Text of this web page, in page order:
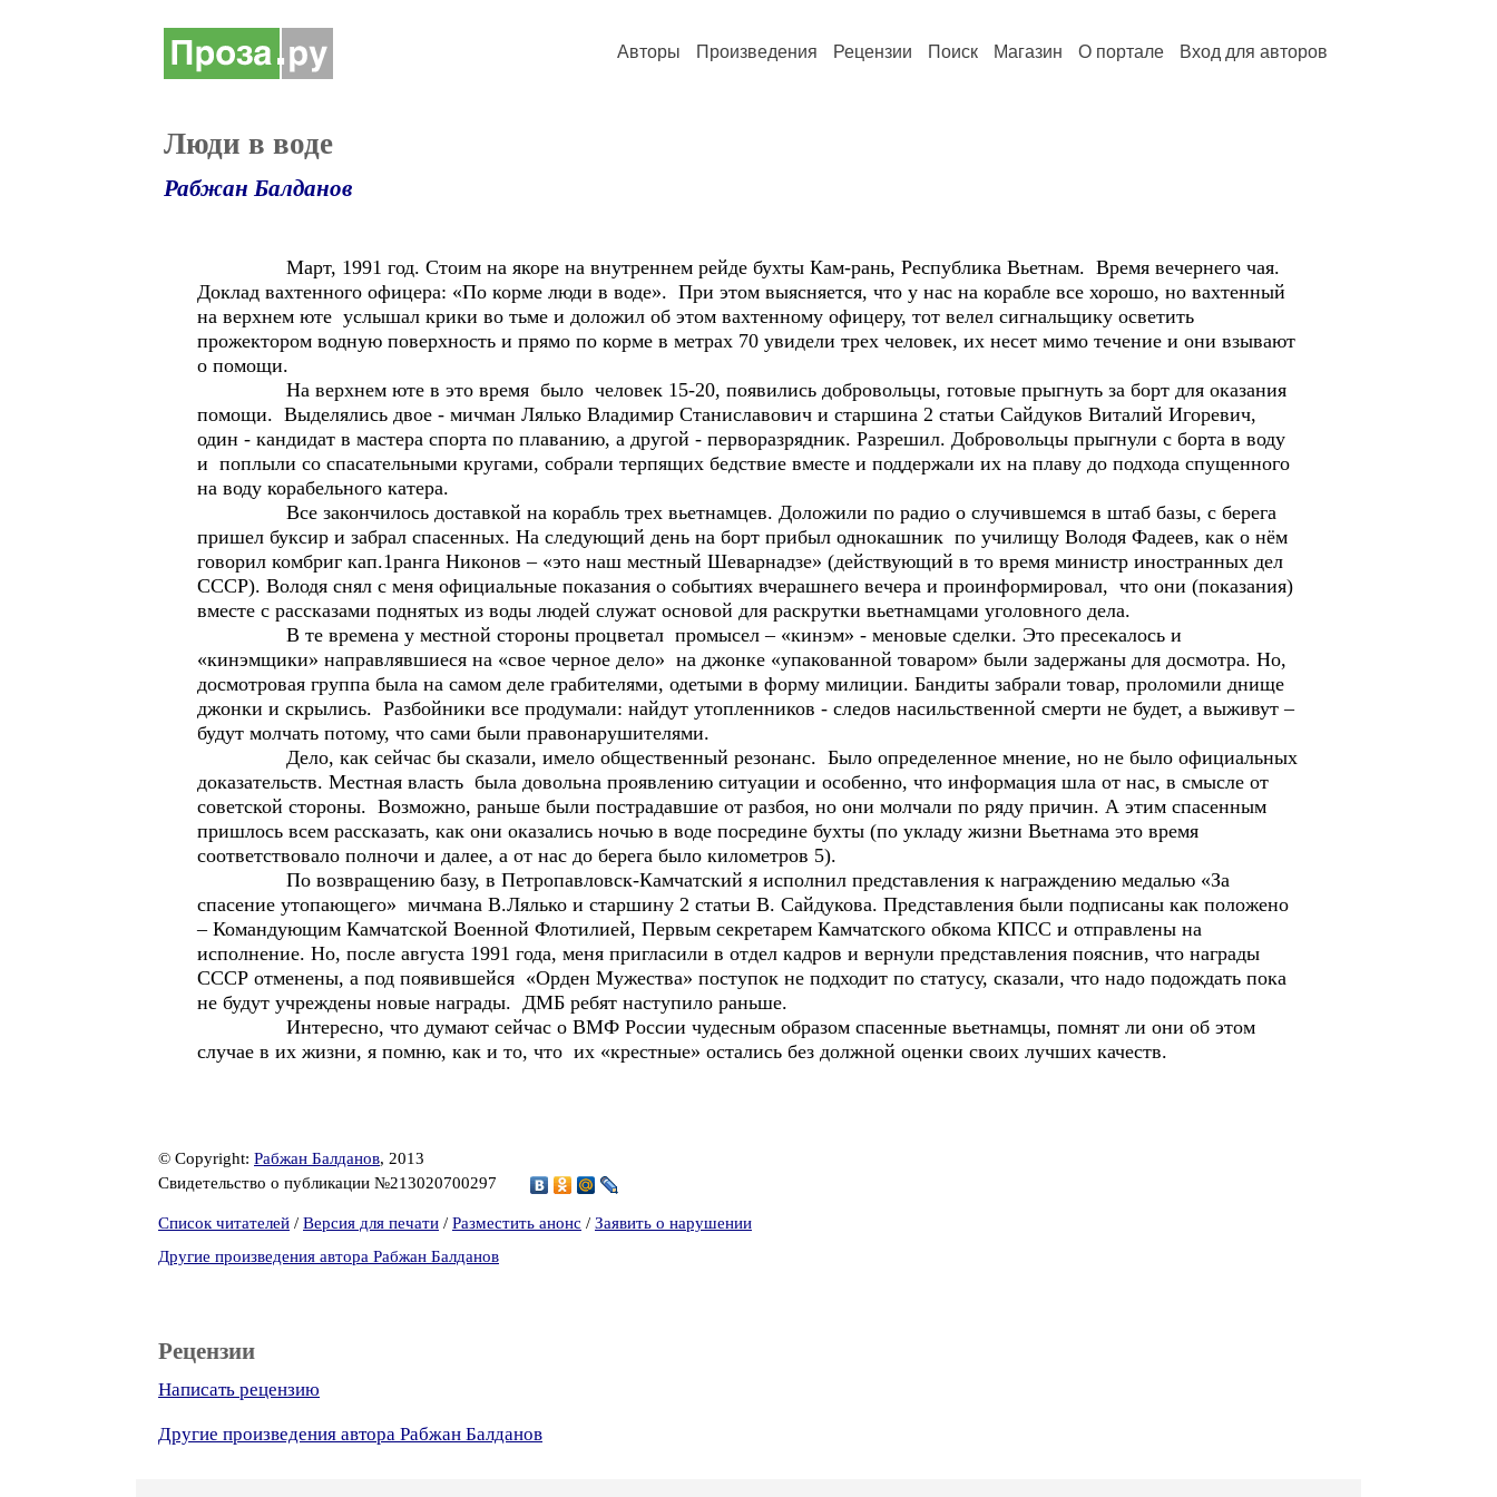
Авторы Произведения Рецензии Поиск Магазин О портале Вход для авторов
Люди в воде
Рабжан Балданов
Март, 1991 год. Стоим на якоре на внутреннем рейде бухты Кам-рань, Республика Вьетнам. Время вечернего чая.
Доклад вахтенного офицера: «По корме люди в воде». При этом выясняется, что у нас на корабле все хорошо, но вахтенный
на верхнем юте услышал крики во тьме и доложил об этом вахтенному офицеру, тот велел сигнальщику осветить
прожектором водную поверхность и прямо по корме в метрах 70 увидели трех человек, их несет мимо течение и они взывают
о помощи.
На верхнем юте в это время было человек 15-20, появились добровольцы, готовые прыгнуть за борт для оказания
помощи. Выделялись двое - мичман Лялько Владимир Станиславович и старшина 2 статьи Сайдуков Виталий Игоревич,
один - кандидат в мастера спорта по плаванию, а другой - перворазрядник. Разрешил. Добровольцы прыгнули с борта в воду
и поплыли со спасательными кругами, собрали терпящих бедствие вместе и поддержали их на плаву до подхода спущенного
на воду корабельного катера.
Все закончилось доставкой на корабль трех вьетнамцев. Доложили по радио о случившемся в штаб базы, с берега
пришел буксир и забрал спасенных. На следующий день на борт прибыл однокашник по училищу Володя Фадеев, как о нём
говорил комбриг кап.1ранга Никонов – «это наш местный Шеварнадзе» (действующий в то время министр иностранных дел
СССР). Володя снял с меня официальные показания о событиях вчерашнего вечера и проинформировал, что они (показания)
вместе с рассказами поднятых из воды людей служат основой для раскрутки вьетнамцами уголовного дела.
В те времена у местной стороны процветал промысел – «кинэм» - меновые сделки. Это пресекалось и
«кинэмщики» направлявшиеся на «свое черное дело» на джонке «упакованной товаром» были задержаны для досмотра. Но,
досмотровая группа была на самом деле грабителями, одетыми в форму милиции. Бандиты забрали товар, проломили днище
джонки и скрылись. Разбойники все продумали: найдут утопленников - следов насильственной смерти не будет, а выживут –
будут молчать потому, что сами были правонарушителями.
Дело, как сейчас бы сказали, имело общественный резонанс. Было определенное мнение, но не было официальных
доказательств. Местная власть была довольна проявлению ситуации и особенно, что информация шла от нас, в смысле от
советской стороны. Возможно, раньше были пострадавшие от разбоя, но они молчали по ряду причин. А этим спасенным
пришлось всем рассказать, как они оказались ночью в воде посредине бухты (по укладу жизни Вьетнама это время
соответствовало полночи и далее, а от нас до берега было километров 5).
По возвращению базу, в Петропавловск-Камчатский я исполнил представления к награждению медалью «За
спасение утопающего» мичмана В.Лялько и старшину 2 статьи В. Сайдукова. Представления были подписаны как положено
– Командующим Камчатской Военной Флотилией, Первым секретарем Камчатского обкома КПСС и отправлены на
исполнение. Но, после августа 1991 года, меня пригласили в отдел кадров и вернули представления пояснив, что награды
СССР отменены, а под появившейся «Орден Мужества» поступок не подходит по статусу, сказали, что надо подождать пока
не будут учреждены новые награды. ДМБ ребят наступило раньше.
Интересно, что думают сейчас о ВМФ России чудесным образом спасенные вьетнамцы, помнят ли они об этом
случае в их жизни, я помню, как и то, что их «крестные» остались без должной оценки своих лучших качеств.
© Copyright: Рабжан Балданов, 2013
Свидетельство о публикации №213020700297
Список читателей / Версия для печати / Разместить анонс / Заявить о нарушении
Другие произведения автора Рабжан Балданов
Рецензии
Написать рецензию
Другие произведения автора Рабжан Балданов